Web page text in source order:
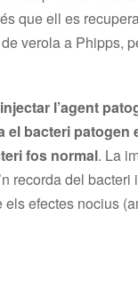
que ell es
verola a Phipps,
l’agent
bacteri patogen
fos normal. La
recorda del
efectes nocius